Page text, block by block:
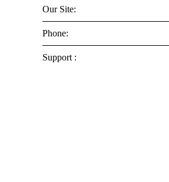
Our Site:
Phone:
Support :